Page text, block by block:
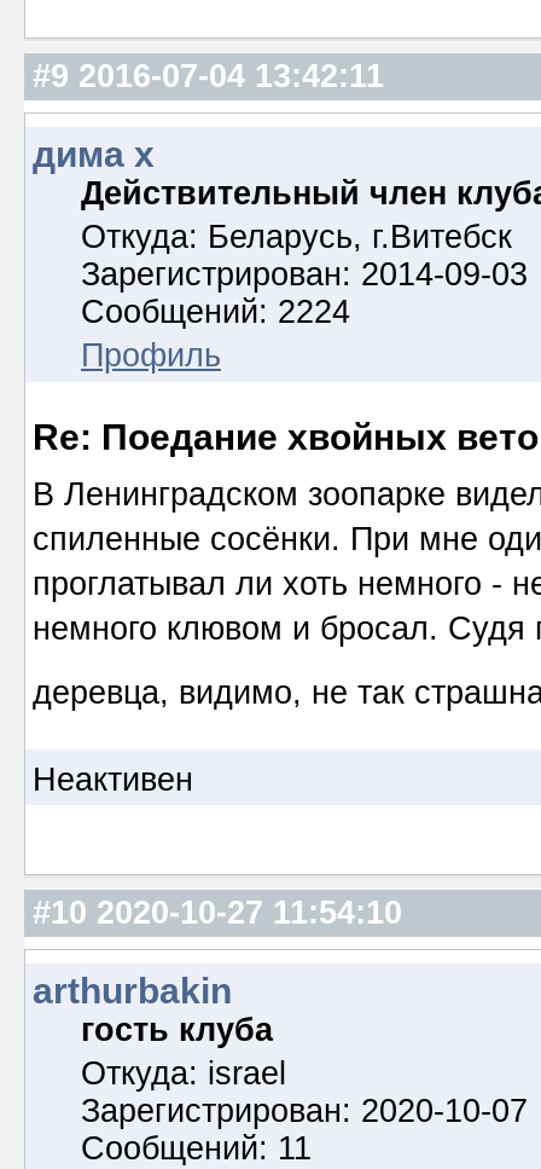
#9 2016-07-04 13:42:11
дима х
Действительный член
Откуда: Беларусь, г.Витебск
Зарегистрирован: 2014-09-03
Сообщений: 2224
Профиль
Re: Поедание хвойных
В Ленинградском зоопарке
спиленные сосёнки. При мне
проглатывал ли хоть немного -
немного клювом и бросал. Судя
деревца, видимо, не так
Неактивен
#10 2020-10-27 11:54:10
arthurbakin
гость клуба
Откуда: israel
Зарегистрирован: 2020-10-07
Сообщений: 11